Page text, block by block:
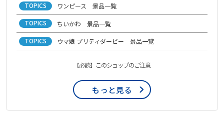
TOPICS ワンピース 景品一覧
TOPICS ちいかわ 景品一覧
TOPICS ウマ娘 プリティダービー 景品一覧
【必読】このショップのご注意
もっと見る